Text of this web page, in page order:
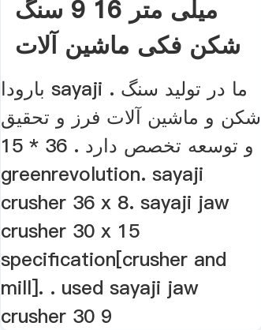
میلی متر 16 9 سنگ
شکن فکی ماشین آلات
بارودا sayaji . ما در تولید سنگ
شکن و ماشین آلات فرز و تحقیق
و توسعه تخصص دارد . 36 * 15
greenrevolution. sayaji
crusher 36 x 8. sayaji jaw
crusher 30 x 15
specification[crusher and
mill]. . used sayaji jaw
crusher 30 9